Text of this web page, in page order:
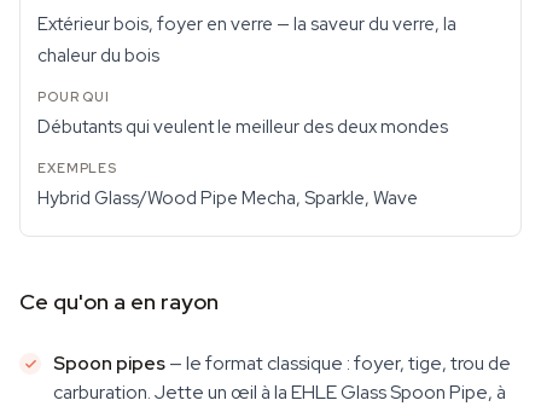
Extérieur bois, foyer en verre — la saveur du verre, la
chaleur du bois
Débutants qui veulent le meilleur des deux mondes
Hybrid Glass/Wood Pipe Mecha, Sparkle, Wave
Ce qu'on a en rayon
Spoon pipes— le format classique : foyer, tige, trou de
carburation. Jette un œil à la EHLE Glass Spoon Pipe, à